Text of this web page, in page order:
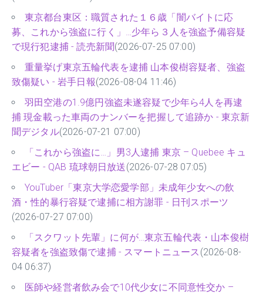
東京都台東区：職質された１６歳「闇バイトに応
募、これから強盗に行く」…少年ら３人を強盗予備容疑
で現行犯逮捕 - 読売新聞(2026-07-25 07:00)
重量挙げ東京五輪代表を逮捕 山本俊樹容疑者、強盗
致傷疑い - 岩手日報(2026-08-04 11:46)
羽田空港の1.9億円強盗未遂容疑で少年ら4人を再逮
捕 現金載った車両のナンバーを把握して追跡か - 東京新
聞デジタル(2026-07-21 07:00)
「これから強盗に…」男3人逮捕 東京 – Quebee キュ
エビー - QAB 琉球朝日放送(2026-07-28 07:05)
YouTuber「東京大学恋愛学部」未成年少女への飲
酒・性的暴行容疑で逮捕に相方謝罪 - 日刊スポーツ
(2026-07-27 07:00)
「スクワット先輩」に何が…東京五輪代表・山本俊樹
容疑者を強盗致傷で逮捕 - スマートニュース (2026-08-
04 06:37)
医師や経営者飲み会で10代少女に不同意性交か –